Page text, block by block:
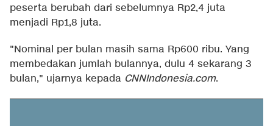
peserta berubah dari sebelumnya Rp2,4 juta
menjadi Rp1,8 juta.
"Nominal per bulan masih sama Rp600 ribu. Yang
membedakan jumlah bulannya, dulu 4 sekarang 3
bulan," ujarnya kepada CNNIndonesia.com.